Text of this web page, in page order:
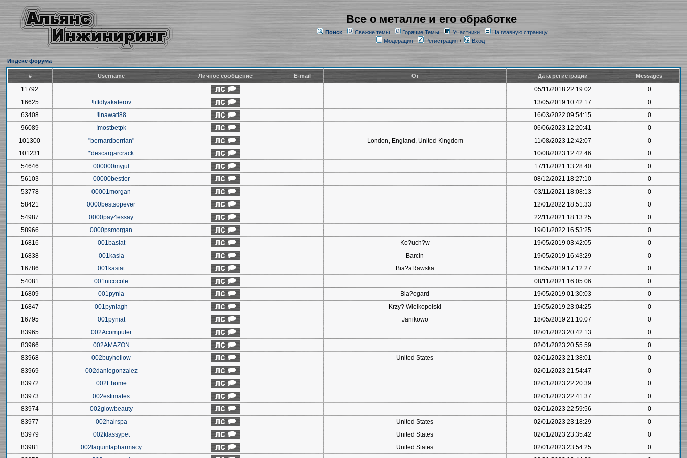
Все о металле и его обработке
Поиск Свежие темы Горячие Темы Участники
На главную страницу
Модерация
Регистрация/ Вход
Индекс форума
# Username Личное сообщение E-mail От Дата регистрации Messages
11792 05/11/2018 22:19:02
0
16625
!liftdlyakaterov 13/05/2019 10:42:17
0
63408
!linawati88 16/03/2022 09:54:15
0
96089
!mostbetpk 06/06/2023 12:20:41
0
101300
"bernardberrian" London, England, United Kingdom 11/08/2023 12:42:07
0
101231
*descargarcrack 10/08/2023 12:42:46
0
54646
000000myjul 17/11/2021 13:28:40
0
56103
00000bestlor 08/12/2021 18:27:10
0
53778
00001morgan 03/11/2021 18:08:13
0
58421
0000bestsopever 12/01/2022 18:51:33
0
54987
0000pay4essay 22/11/2021 18:13:25
0
58966
0000psmorgan 19/01/2022 16:53:25
0
16816
001basiat Ko?uch?w 19/05/2019 03:42:05
0
16838
001kasia Barcin 19/05/2019 16:43:29
0
16786
001kasiat Bia?aRawska 18/05/2019 17:12:27
0
54081
001nicocole 08/11/2021 16:05:06
0
16809
001pynia Bia?ogard 19/05/2019 01:30:03
0
16847
001pyniagh Krzy? Wielkopolski 19/05/2019 23:04:25
0
16795
001pyniat Janikowo 18/05/2019 21:10:07
0
83965
002Acomputer 02/01/2023 20:42:13
0
83966
002AMAZON 02/01/2023 20:55:59
0
83968
002buyhollow United States 02/01/2023 21:38:01
0
83969
002daniegonzalez 02/01/2023 21:54:47
0
83972
002Ehome 02/01/2023 22:20:39
0
83973
002estimates 02/01/2023 22:41:37
0
83974
002glowbeauty 02/01/2023 22:59:56
0
83977
002hairspa United States 02/01/2023 23:18:29
0
83979
002klassypet United States 02/01/2023 23:35:42
0
83981
002laquintapharmacy United States 02/01/2023 23:54:25
0